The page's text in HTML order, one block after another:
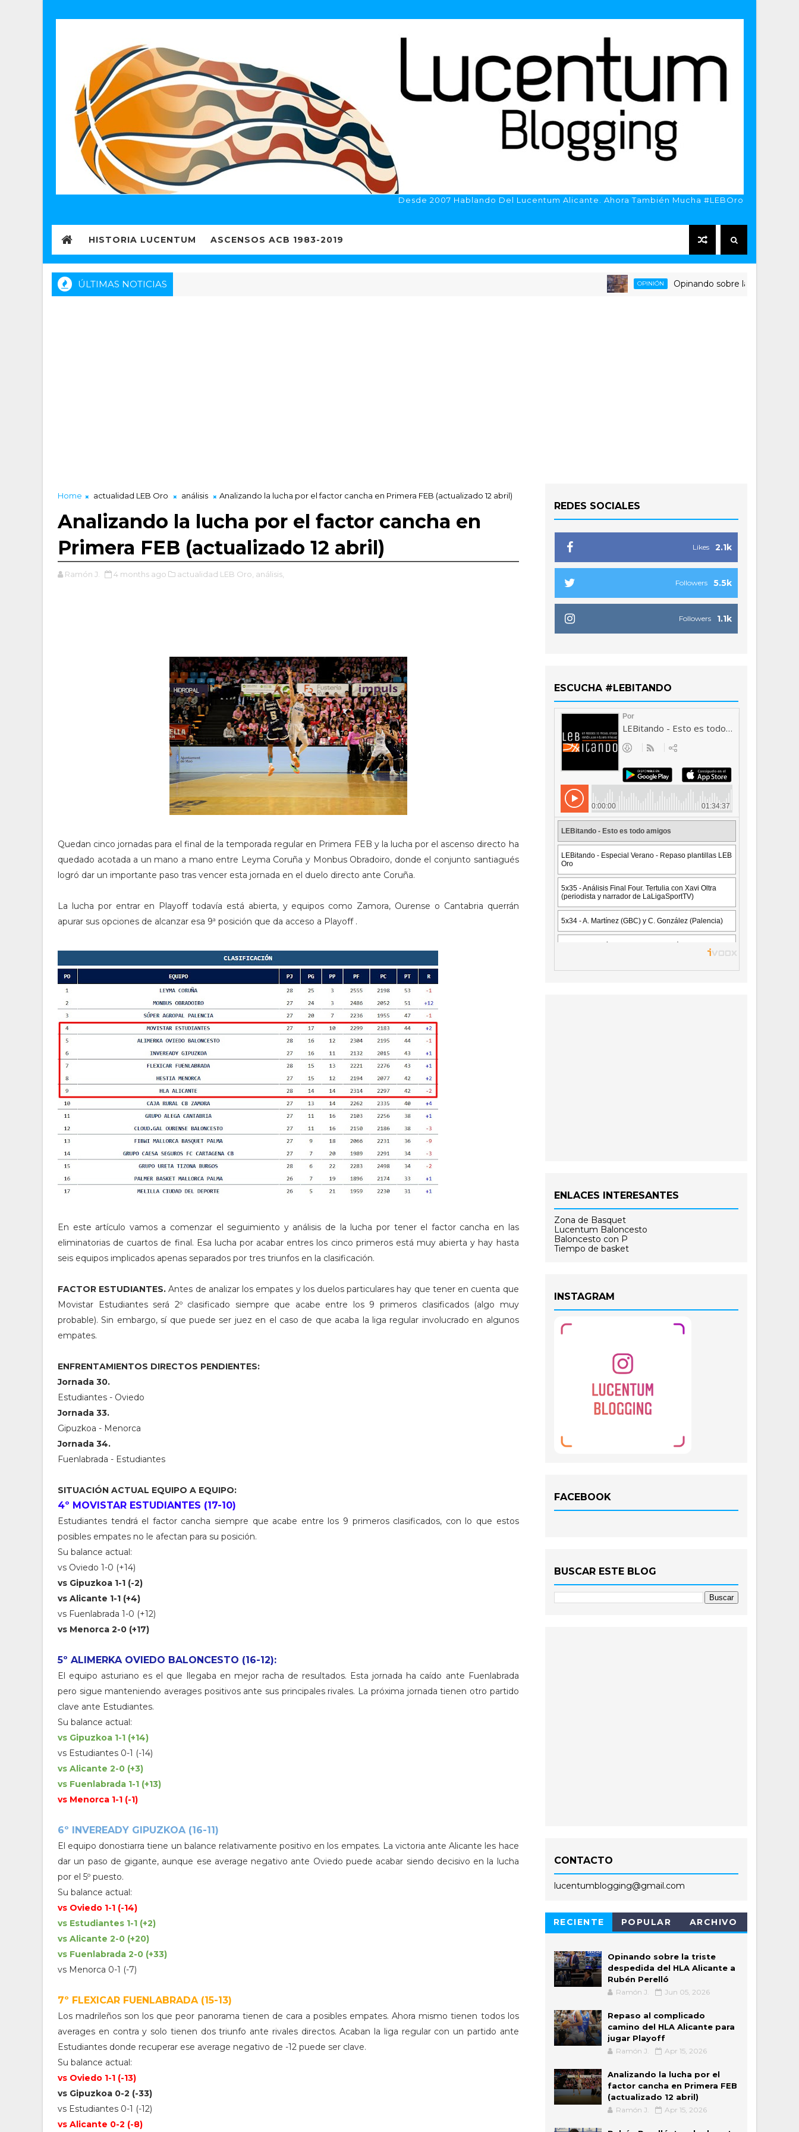
Desde 2007 Hablando Del Lucentum Alicante. Ahora También Mucha #LEBOro
HISTORIA LUCENTUM ASCENSOS ACB 1983-2019
ÚLTIMAS NOTICIAS OPINIÓN Opinando sobre la triste despedida
Home actualidad LEB Oro análisis Analizando la lucha por el factor cancha en Primera FEB (actualizado 12 abril)
Analizando la lucha por el factor cancha en
Primera FEB (actualizado 12 abril)
Ramón J. 4 months ago actualidad LEB Oro, análisis,
Quedan cinco jornadas para el final de la temporada regular en Primera FEB y la lucha por el ascenso directo ha
quedado acotada a un mano a mano entre Leyma Coruña y Monbus Obradoiro, donde el conjunto santiagués
logró dar un importante paso tras vencer esta jornada en el duelo directo ante Coruña.
La lucha por entrar en Playoff todavía está abierta, y equipos como Zamora, Ourense o Cantabria querrán
apurar sus opciones de alcanzar esa 9ª posición que da acceso a Playoff .
En este artículo vamos a comenzar el seguimiento y análisis de la lucha por tener el factor cancha en las
eliminatorias de cuartos de final. Esa lucha por acabar entres los cinco primeros está muy abierta y hay hasta
seis equipos implicados apenas separados por tres triunfos en la clasificación.
FACTOR ESTUDIANTES. Antes de analizar los empates y los duelos particulares hay que tener en cuenta que
Movistar Estudiantes será 2º clasificado siempre que acabe entre los 9 primeros clasificados (algo muy
probable). Sin embargo, sí que puede ser juez en el caso de que acaba la liga regular involucrado en algunos
empates.
ENFRENTAMIENTOS DIRECTOS PENDIENTES:
Jornada 30.
Estudiantes - Oviedo
Jornada 33.
Gipuzkoa - Menorca
Jornada 34.
Fuenlabrada - Estudiantes
SITUACIÓN ACTUAL EQUIPO A EQUIPO:
4º MOVISTAR ESTUDIANTES (17-10)
Estudiantes tendrá el factor cancha siempre que acabe entre los 9 primeros clasificados, con lo que estos
posibles empates no le afectan para su posición.
Su balance actual:
vs Oviedo 1-0 (+14)
vs Gipuzkoa 1-1 (-2)
vs Alicante 1-1 (+4)
vs Fuenlabrada 1-0 (+12)
vs Menorca 2-0 (+17)
5º ALIMERKA OVIEDO BALONCESTO (16-12):
El equipo asturiano es el que llegaba en mejor racha de resultados. Esta jornada ha caído ante Fuenlabrada
pero sigue manteniendo averages positivos ante sus principales rivales. La próxima jornada tienen otro partido
clave ante Estudiantes.
Su balance actual:
vs Gipuzkoa 1-1 (+14)
vs Estudiantes 0-1 (-14)
vs Alicante 2-0 (+3)
vs Fuenlabrada 1-1 (+13)
vs Menorca 1-1 (-1)
6º INVEREADY GIPUZKOA (16-11)
El equipo donostiarra tiene un balance relativamente positivo en los empates. La victoria ante Alicante les hace
dar un paso de gigante, aunque ese average negativo ante Oviedo puede acabar siendo decisivo en la lucha
por el 5º puesto.
Su balance actual:
vs Oviedo 1-1 (-14)
vs Estudiantes 1-1 (+2)
vs Alicante 2-0 (+20)
vs Fuenlabrada 2-0 (+33)
vs Menorca 0-1 (-7)
7º FLEXICAR FUENLABRADA (15-13)
Los madrileños son los que peor panorama tienen de cara a posibles empates. Ahora mismo tienen todos los
averages en contra y solo tienen dos triunfo ante rivales directos. Acaban la liga regular con un partido ante
Estudiantes donde recuperar ese average negativo de -12 puede ser clave.
Su balance actual:
vs Oviedo 1-1 (-13)
vs Gipuzkoa 0-2 (-33)
vs Estudiantes 0-1 (-12)
vs Alicante 0-2 (-8)
REDES SOCIALES
2.1k
Likes
5.5k
Followers
1.1k
Followers
ESCUCHA #LEBITANDO
ENLACES INTERESANTES
Zona de Basquet
Lucentum Baloncesto
Baloncesto con P
Tiempo de basket
INSTAGRAM
FACEBOOK
BUSCAR ESTE BLOG
CONTACTO
lucentumblogging@gmail.com
RECIENTE POPULAR ARCHIVO
Opinando sobre la triste
despedida del HLA Alicante a
Rubén Perelló
Ramón J. Jun 05, 2026
Repaso al complicado
camino del HLA Alicante para
jugar Playoff
Ramón J. Apr 15, 2026
Analizando la lucha por el
factor cancha en Primera FEB
(actualizado 12 abril)
Ramón J. Apr 15, 2026